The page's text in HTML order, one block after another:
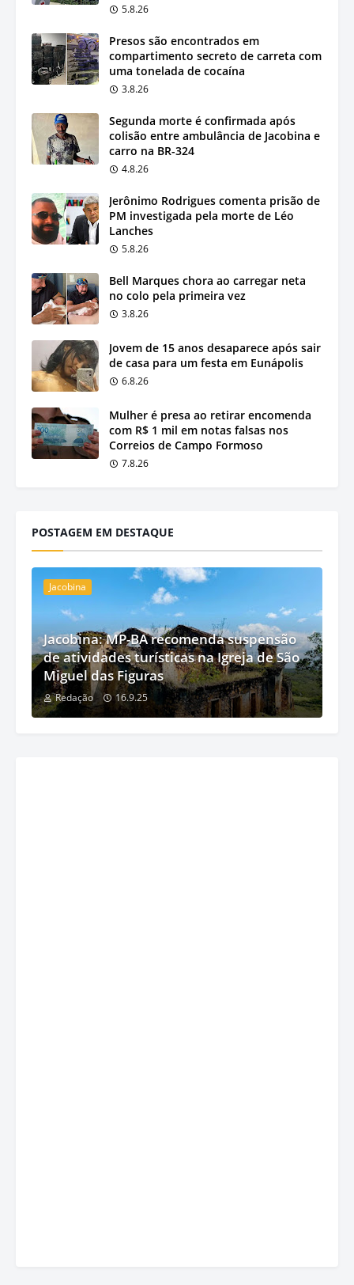
5.8.26
Presos são encontrados em
compartimento secreto de carreta com
uma tonelada de cocaína
3.8.26
Segunda morte é confirmada após
colisão entre ambulância de Jacobina e
carro na BR-324
4.8.26
Jerônimo Rodrigues comenta prisão de
PM investigada pela morte de Léo
Lanches
5.8.26
Bell Marques chora ao carregar neta
no colo pela primeira vez
3.8.26
Jovem de 15 anos desaparece após sair
de casa para um festa em Eunápolis
6.8.26
Mulher é presa ao retirar encomenda
com R$ 1 mil em notas falsas nos
Correios de Campo Formoso
7.8.26
POSTAGEM EM DESTAQUE
Jacobina
Jacobina: MP-BA recomenda suspensão
de atividades turísticas na Igreja de São
Miguel das Figuras
Redação 16.9.25